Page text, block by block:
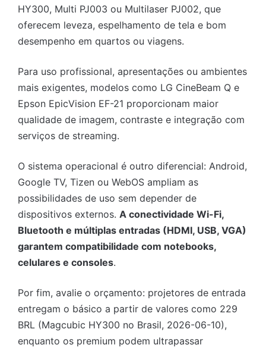
HY300, Multi PJ003 ou Multilaser PJ002, que
oferecem leveza, espelhamento de tela e bom
desempenho em quartos ou viagens.
Para uso profissional, apresentações ou ambientes
mais exigentes, modelos como LG CineBeam Q e
Epson EpicVision EF-21 proporcionam maior
qualidade de imagem, contraste e integração com
serviços de streaming.
O sistema operacional é outro diferencial: Android,
Google TV, Tizen ou WebOS ampliam as
possibilidades de uso sem depender de
dispositivos externos. A conectividade Wi-Fi,
Bluetooth e múltiplas entradas (HDMI, USB, VGA)
garantem compatibilidade com notebooks,
celulares e consoles.
Por fim, avalie o orçamento: projetores de entrada
entregam o básico a partir de valores como 229
BRL (Magcubic HY300 no Brasil, 2026-06-10),
enquanto os premium podem ultrapassar